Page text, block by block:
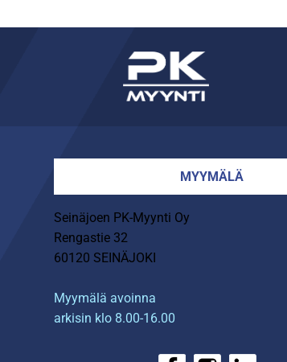
MYYMÄLÄ
Seinäjoen PK-Myynti Oy
Rengastie 32
60120 SEINÄJOKI
Myymälä avoinna
arkisin klo 8.00-16.00